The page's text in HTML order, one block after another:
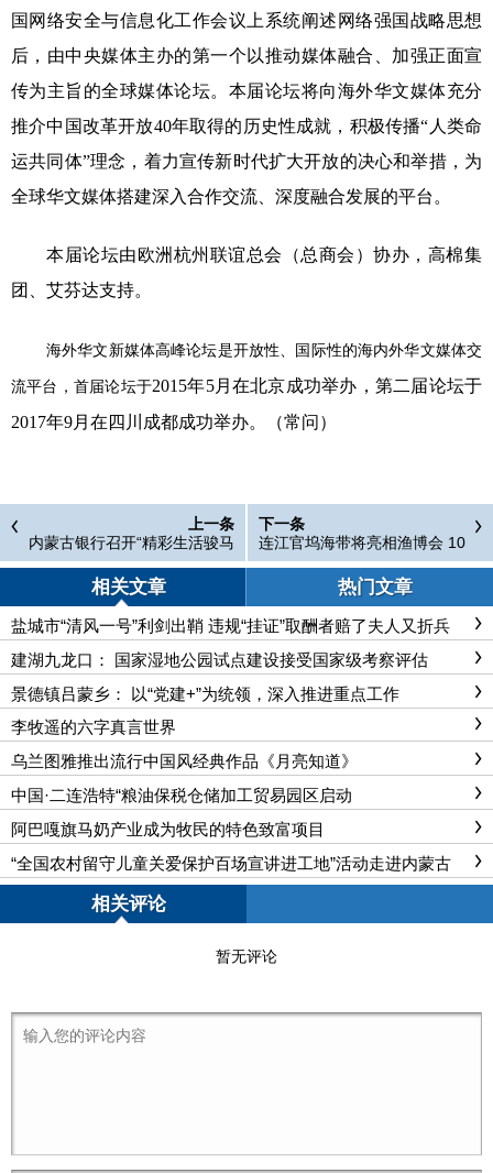
国网络安全与信息化工作会议上系统阐述网络强国战略思想
后，由中央媒体主办的第一个以推动媒体融合、加强正面宣
传为主旨的全球媒体论坛。本届论坛将向海外华文媒体充分
推介中国改革开放40年取得的历史性成就，积极传播“人类命
运共同体”理念，着力宣传新时代扩大开放的决心和举措，为
全球华文媒体搭建深入合作交流、深度融合发展的平台。
本届论坛由欧洲杭州联谊总会（总商会）协办，高棉集
团、艾芬达支持。
海外华文新媒体高峰论坛是开放性、国际性的海内外华文媒体交
流平台，首届论坛于2015年5月在北京成功举办，第二届论坛于
2017年9月在四川成都成功举办。
（常问）
上一条
内蒙古银行召开“精彩生活骏马
启程”活动首推骏马卡
下一条
连江官坞海带将亮相渔博会 10
0多种口味的藻类食品供逛展市
相关文章 热门文章
盐城市“清风一号”利剑出鞘 违规“挂证”取酬者赔了夫人又折兵
建湖九龙口： 国家湿地公园试点建设接受国家级考察评估
景德镇吕蒙乡： 以“党建+”为统领，深入推进重点工作
李牧遥的六字真言世界
乌兰图雅推出流行中国风经典作品《月亮知道》
中国·二连浩特“粮油保税仓储加工贸易园区启动
阿巴嘎旗马奶产业成为牧民的特色致富项目
“全国农村留守儿童关爱保护百场宣讲进工地”活动走进内蒙古
相关评论
暂无评论